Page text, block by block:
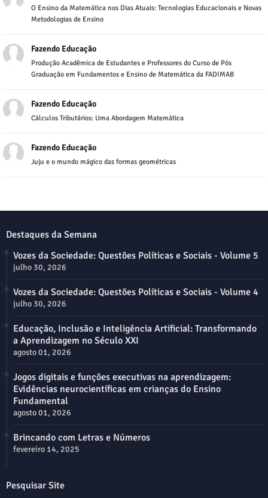
O Ensino da Matemática nos Dias Atuais: Tecnologias Educacionais e Novas
Metodologias de Ensino
Fazendo Educação
Produção Acadêmica de Estudantes e Professores do Curso de Pós
Graduação em Fundamentos e Ensino de Matemática da FADIMAB
Fazendo Educação
Cálculos Tributários: Uma Abordagem Matemática
Fazendo Educação
Juju e o mundo mágico das formas geométricas
Destaques da Semana
Vozes da Sociedade: Questões Políticas e Sociais - Volume 5
julho 30, 2026
Vozes da Sociedade: Questões Políticas e Sociais - Volume 4
julho 30, 2026
Educação, Inclusão e Inteligência Artificial: Transformando
a Aprendizagem no Século XXI
agosto 01, 2026
Jogos digitais e funções executivas na aprendizagem:
Evidências neurocientíficas em crianças do Ensino
Fundamental
agosto 01, 2026
Brincando com Letras e Números
fevereiro 14, 2025
Pesquisar Site